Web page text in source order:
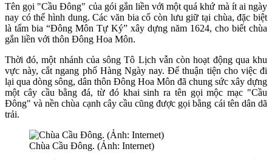
Tên gọi "Cầu Đông" của gói gắn liền với một quá khứ mà ít ai ngày
nay có thể hình dung. Các văn bia cổ còn lưu giữ tại chùa, đặc biệt
là tấm bia “Đông Môn Tự Ký” xây dựng năm 1624, cho biết chùa
gắn liền với thôn Đông Hoa Môn.
Thời đó, một nhánh của sông Tô Lịch vẫn còn hoạt động qua khu
vực này, cắt ngang phố Hàng Ngày nay. Để thuận tiện cho việc đi
lại qua dòng sông, dân thôn Đông Hoa Môn đã chung sức xây dựng
một cây cầu bằng đá, từ đó khai sinh ra tên gọi mộc mạc "Cầu
Đông" và nền chùa cạnh cây cầu cũng được gọi bằng cái tên dân dã
trải.
Chùa Cầu Đông. (Ảnh: Internet)